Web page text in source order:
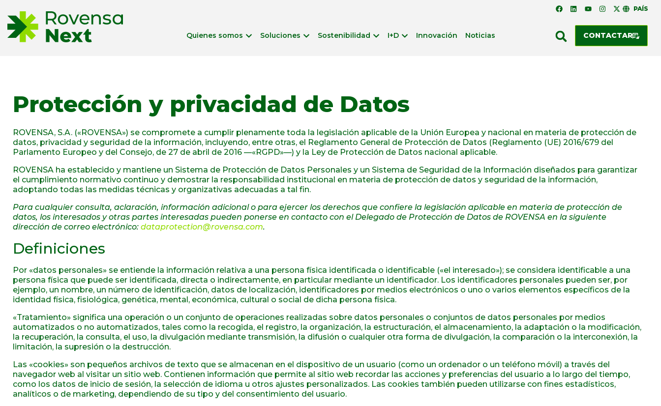
PAÍS
Quienes somos Soluciones Sostenibilidad I+D Innovación Noticias CONTACTAR
Protección y privacidad de Datos
ROVENSA, S.A. («ROVENSA») se compromete a cumplir plenamente toda la legislación aplicable de la Unión Europea y nacional en materia de protección de
datos, privacidad y seguridad de la información, incluyendo, entre otras, el Reglamento General de Protección de Datos (Reglamento (UE) 2016/679 del
Parlamento Europeo y del Consejo, de 27 de abril de 2016 —«RGPD»—) y la Ley de Protección de Datos nacional aplicable.
ROVENSA ha establecido y mantiene un Sistema de Protección de Datos Personales y un Sistema de Seguridad de la Información diseñados para garantizar
el cumplimiento normativo continuo y demostrar la responsabilidad institucional en materia de protección de datos y seguridad de la información,
adoptando todas las medidas técnicas y organizativas adecuadas a tal fin.
Para cualquier consulta, aclaración, información adicional o para ejercer los derechos que confiere la legislación aplicable en materia de protección de
datos, los interesados y otras partes interesadas pueden ponerse en contacto con el Delegado de Protección de Datos de ROVENSA en la siguiente
dirección de correo electrónico: dataprotection@rovensa.com.
Definiciones
Por «datos personales» se entiende la información relativa a una persona física identificada o identificable («el interesado»); se considera identificable a una
persona física que puede ser identificada, directa o indirectamente, en particular mediante un identificador. Los identificadores personales pueden ser, por
ejemplo, un nombre, un número de identificación, datos de localización, identificadores por medios electrónicos o uno o varios elementos específicos de la
identidad física, fisiológica, genética, mental, económica, cultural o social de dicha persona física.
«Tratamiento» significa una operación o un conjunto de operaciones realizadas sobre datos personales o conjuntos de datos personales por medios
automatizados o no automatizados, tales como la recogida, el registro, la organización, la estructuración, el almacenamiento, la adaptación o la modificación,
la recuperación, la consulta, el uso, la divulgación mediante transmisión, la difusión o cualquier otra forma de divulgación, la comparación o la interconexión, la
limitación, la supresión o la destrucción.
Las «cookies» son pequeños archivos de texto que se almacenan en el dispositivo de un usuario (como un ordenador o un teléfono móvil) a través del
navegador web al visitar un sitio web. Contienen información que permite al sitio web recordar las acciones y preferencias del usuario a lo largo del tiempo,
como los datos de inicio de sesión, la selección de idioma u otros ajustes personalizados. Las cookies también pueden utilizarse con fines estadísticos,
analíticos o de marketing, dependiendo de su tipo y del consentimiento del usuario.